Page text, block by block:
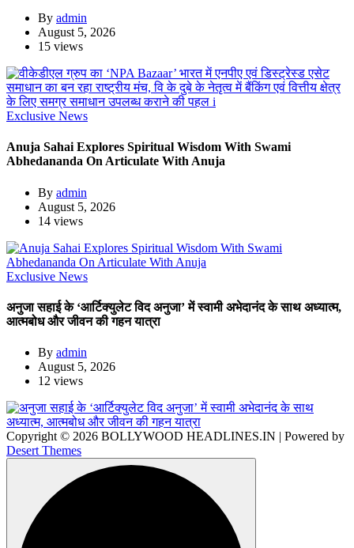
By admin
August 5, 2026
15 views
Exclusive News
Anuja Sahai Explores Spiritual Wisdom With Swami
Abhedananda On Articulate With Anuja
By admin
August 5, 2026
14 views
Exclusive News
अनुजा सहाई के ‘आर्टिक्युलेट विद अनुजा’ में स्वामी अभेदानंद के साथ अध्यात्म,
आत्मबोध और जीवन की गहन यात्रा
By admin
August 5, 2026
12 views
Copyright © 2026 BOLLYWOOD HEADLINES.IN | Powered by
Desert Themes